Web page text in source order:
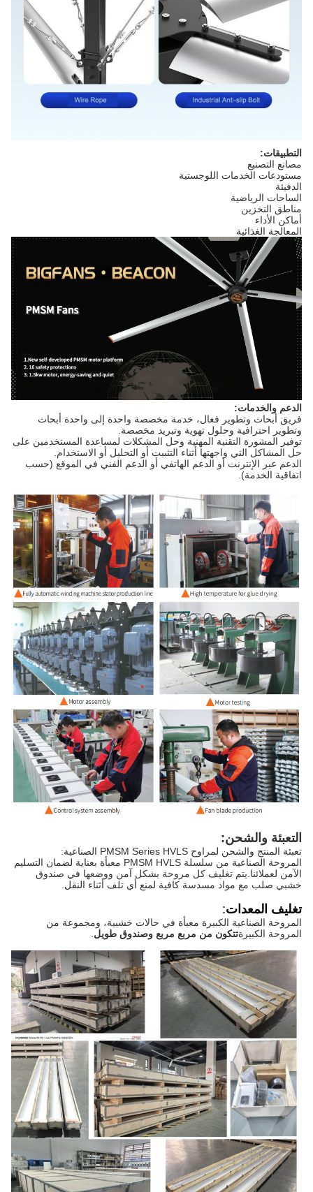
التطبيقات:
مصانع التصنيع
مستودعات الخدمات اللوجستية
الدفيئة
الساحات الرياضية
مناطق التخزين
أماكن الأداء
المعالجة الغذائية
الدعم والخدمات:
فريق أبحاث وتطوير فعال، خدمة مخصصة واحدة إلى واحدة أبحاث
وتطوير احترافية وحلول تهوية وتبريد مخصصة.
توفير المشورة التقنية المهنية وحل المشكلات لمساعدة المستخدمين على
حل المشاكل التي واجهتها أثناء التثبيت أو التحليل أو الاستخدام.
الدعم عبر الإنترنت أو الدعم الهاتفي أو الدعم الفني في الموقع (حسب
اتفاقية الخدمة).
التعبئة والشحن:
تعبئة المنتج والشحن لمراوح PMSM Series HVLS الصناعية:
المروحة الصناعية من سلسلة PMSM HVLS معبأة بعناية لضمان التسليم
الآمن لعملائنا.يتم تغليف كل مروحة بشكل آمن ووضعها في صندوق
خشبي صلب مع مواد مسدسة كافية لمنع أي تلف أثناء النقل.
تغليف المعدات:
المروحة الصناعية الكبيرة معبأة في حالات خشبية، ومجموعة من
المروحة الكبيرة تتكون من مربع مربع وصندوق طويل.